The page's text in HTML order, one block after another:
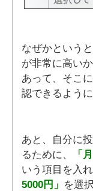
なぜかという
が非常に高い
あって、そこ
認できるように
あと、自分に
るために、
「
いう項目を入
5000円」 を選